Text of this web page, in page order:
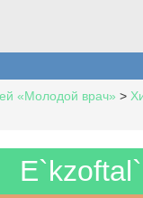
«Молодой врач» >